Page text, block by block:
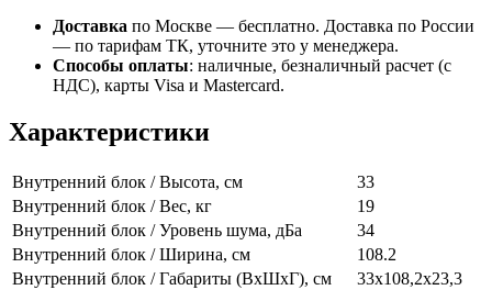
Доставка по Москве — бесплатно. Доставка по России
— по тарифам ТК, уточните это у менеджера.
Способы оплаты: наличные, безналичный расчет (с
НДС), карты Visa и Mastercard.
Характеристики
Внутренний блок / Высота, см
33
Внутренний блок / Вес, кг
19
Внутренний блок / Уровень шума, дБа
34
Внутренний блок / Ширина, см
108.2
Внутренний блок / Габариты (ВхШхГ), см
33x108,2x23,3